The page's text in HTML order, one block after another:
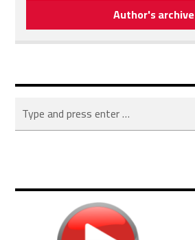
Author's archive